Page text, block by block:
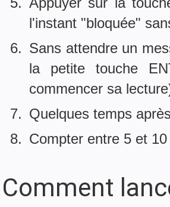
l'instant "bloquée"
Sans attendre un
la petite touche
commencer sa
Quelques temps
Compter entre 5 et
Comment